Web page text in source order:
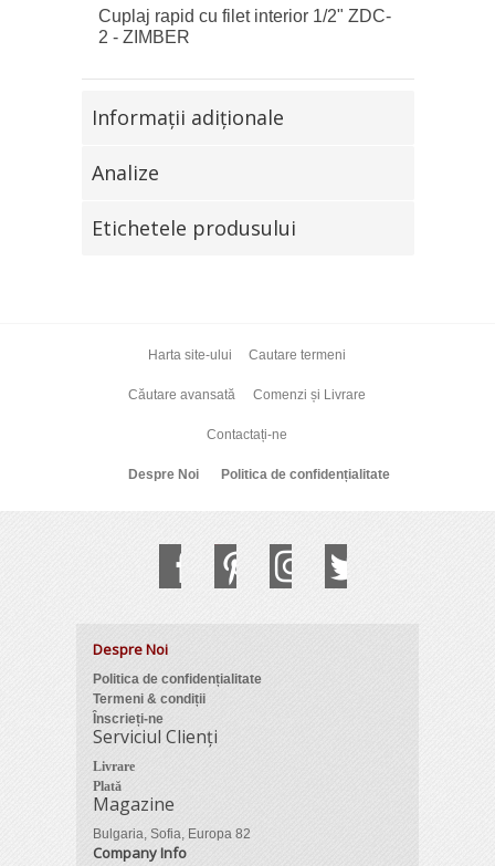
Cuplaj rapid cu filet interior 1/2" ZDC-
2 - ZIMBER
Informaţii adiţionale
Analize
Etichetele produsului
Harta site-ului Cautare termeni
Căutare avansată Comenzi și Livrare
Contactați-ne
Despre Noi Politica de confidențialitate
Despre Noi
Politica de confidențialitate
Termeni & condiții
Înscrieți-ne
Serviciul Clienți
Livrare
Plată
Magazine
Bulgaria, Sofia, Europa 82
Company Info